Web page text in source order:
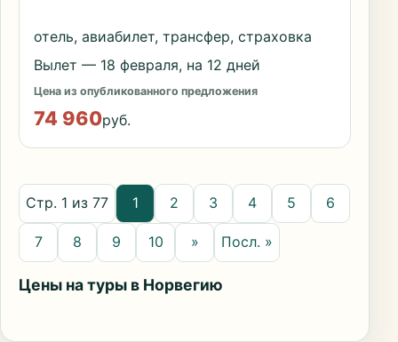
отель, авиабилет, трансфер, страховка
Вылет — 18 февраля, на 12 дней
Цена из опубликованного предложения
74 960руб.
Стр. 1 из 77 1 2 3 4 5 6
7 8 9 10 » Посл. »
Цены на туры в Норвегию